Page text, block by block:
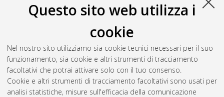
Questo sito web utilizza i
cookie
Nel nostro sito utilizziamo sia cookie tecnici necessari per il suo
funzionamento, sia cookie e altri strumenti di tracciamento
facoltativi che potrai attivare solo con il tuo consenso.
Cookie e altri strumenti di tracciamento facoltativi sono usati per
analisi statistiche, misure sull'efficacia della comunicazione
Gestione del documento: